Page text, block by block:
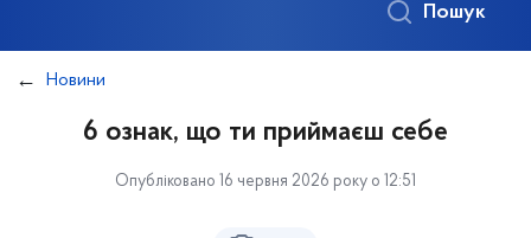
Пошук
Новини
6 ознак, що ти приймаєш себе
Опубліковано 16 червня 2026 року о 12:51